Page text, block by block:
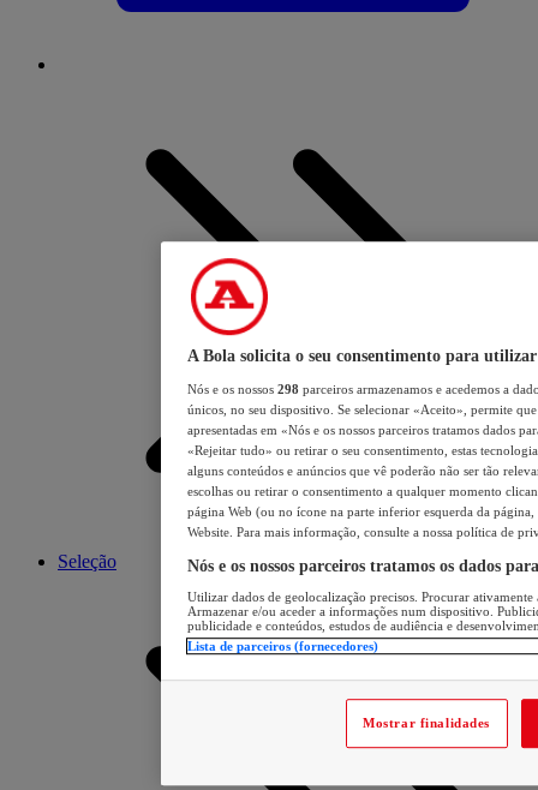
Seleção
A Bola solicita o seu consentimento para utilizar
Nós e os nossos 298 parceiros armazenamos e acedemos a
únicos, no seu dispositivo. Se selecionar «Aceito», permite
apresentadas em «Nós e os nossos parceiros tratamos dados
«Rejeitar tudo» ou retirar o seu consentimento, estas
alguns conteúdos e anúncios que vê poderão não ser tão
escolhas ou retirar o consentimento a qualquer momento
página Web (ou no ícone na parte inferior esquerda da página,
Website. Para mais informação, consulte a nossa política de
Nós e os nossos parceiros tratamos os dados
Utilizar dados de geolocalização precisos. Procurar
Armazenar e/ou aceder a informações num dispositivo.
publicidade e conteúdos, estudos de audiência e
Lista de parceiros (fornecedores)
Mostrar finalidades